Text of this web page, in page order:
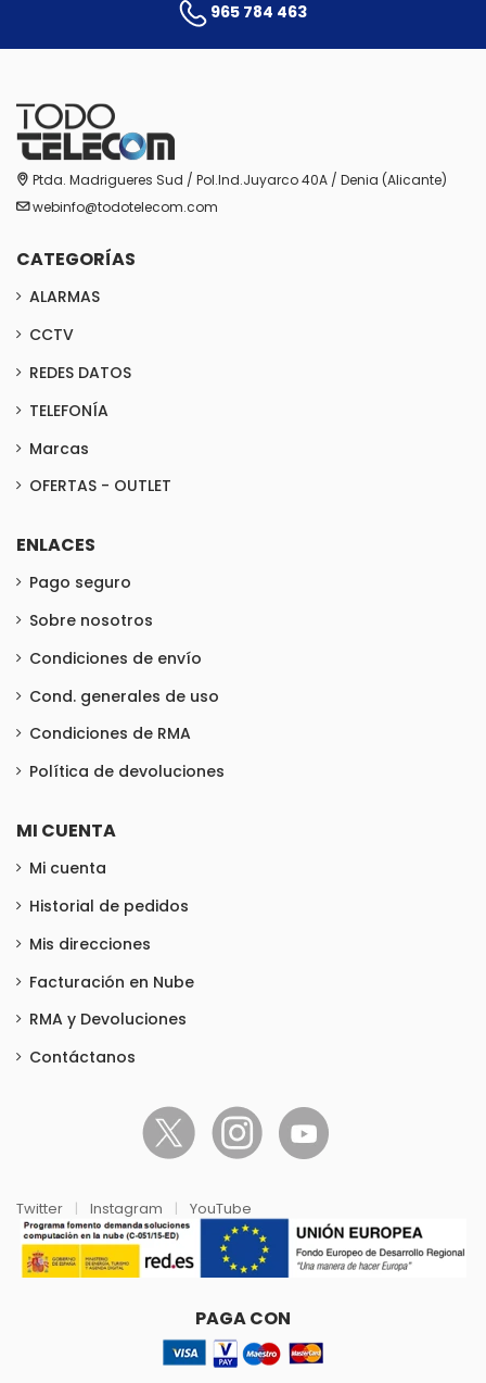
965 784 463
Ptda. Madrigueres Sud / Pol.Ind.Juyarco 40A / Denia (Alicante)
webinfo@todotelecom.com
CATEGORÍAS
ALARMAS
CCTV
REDES DATOS
TELEFONÍA
Marcas
OFERTAS - OUTLET
ENLACES
Pago seguro
Sobre nosotros
Condiciones de envío
Cond. generales de uso
Condiciones de RMA
Política de devoluciones
MI CUENTA
Mi cuenta
Historial de pedidos
Mis direcciones
Facturación en Nube
RMA y Devoluciones
Contáctanos
Twitter Instagram YouTube
PAGA CON